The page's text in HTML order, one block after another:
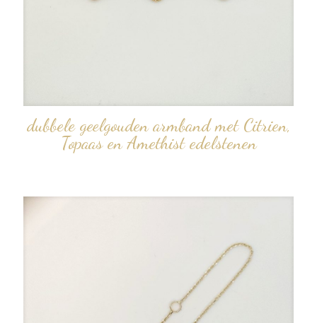
dubbele geelgouden armband met Citrien,
Topaas en Amethist edelstenen